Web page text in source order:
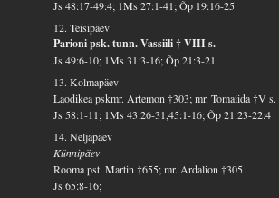
Js 48:17-49:4; 1Ms 27:1-41; Õp 19:16-25
12. Teisipäev
Parioni psk. tunn. Vassiili † VIII s.
Js 49:6-10; 1Ms 31:3-16; Õp 21:3-21
13. Kolmapäev
Laodikea pskmr. Artemon †303; mr. Tomaiida †V s.
Js 58:1-11; 1Ms 43:26-31,45:1-16; Õp 21:23-22:4
14. Neljapäev
Künnipäev
Rooma pst. Martin †655; mr. Ardalion †305
Js 65:8-16;